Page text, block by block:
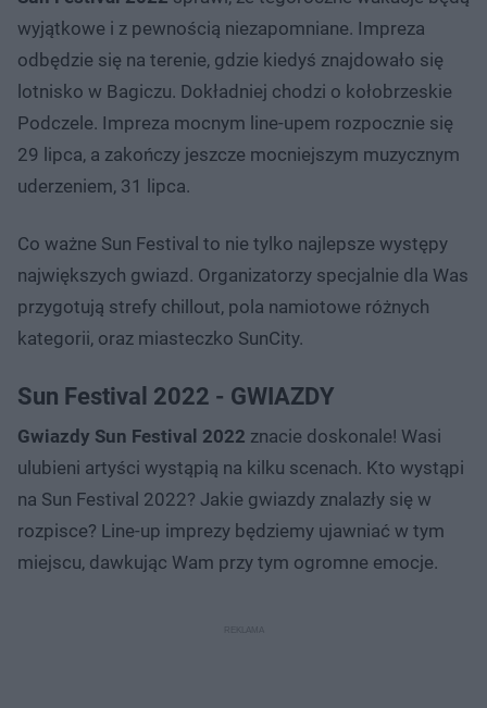
wyjątkowe i z pewnością niezapomniane. Impreza
odbędzie się na terenie, gdzie kiedyś znajdowało się
lotnisko w Bagiczu. Dokładniej chodzi o kołobrzeskie
Podczele. Impreza mocnym line-upem rozpocznie się
29 lipca, a zakończy jeszcze mocniejszym muzycznym
uderzeniem, 31 lipca.
Co ważne Sun Festival to nie tylko najlepsze występy
największych gwiazd. Organizatorzy specjalnie dla Was
przygotują strefy chillout, pola namiotowe różnych
kategorii, oraz miasteczko SunCity.
Sun Festival 2022 - GWIAZDY
Gwiazdy Sun Festival 2022 znacie doskonale! Wasi
ulubieni artyści wystąpią na kilku scenach. Kto wystąpi
na Sun Festival 2022? Jakie gwiazdy znalazły się w
rozpisce? Line-up imprezy będziemy ujawniać w tym
miejscu, dawkując Wam przy tym ogromne emocje.